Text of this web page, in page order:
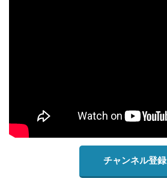
チャンネル登録